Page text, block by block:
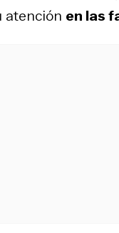
atención en las